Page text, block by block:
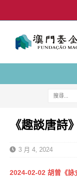
《趣談唐詩
3 月 4, 2024
2024-02-02 胡曾《詠